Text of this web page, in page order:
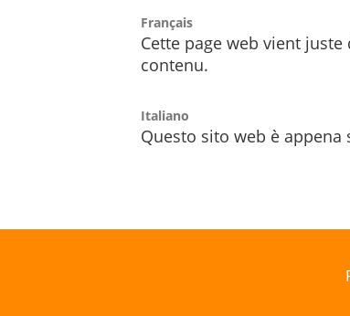
Français
Cette page web vient
contenu.
Italiano
Questo sito web è